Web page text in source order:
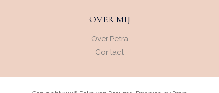
OVER MIJ
Over Petra
Contact